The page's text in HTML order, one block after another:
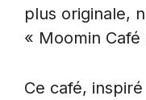
plus originale,
« Moomin Café
Ce café,